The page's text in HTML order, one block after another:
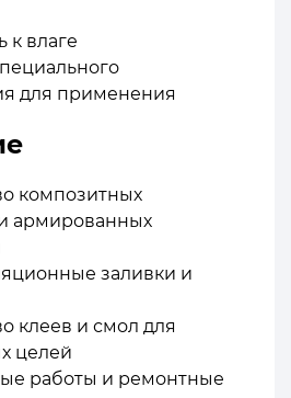
к влаге
для применения
композитных
армированных
заливки и
клеев и смол для
целей
работы и ремонтные